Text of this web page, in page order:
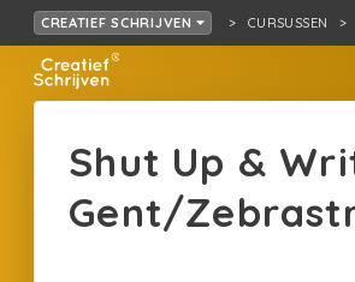
CREATIEF SCHRIJVEN CURSUSSEN
Shut Up &
Gent/